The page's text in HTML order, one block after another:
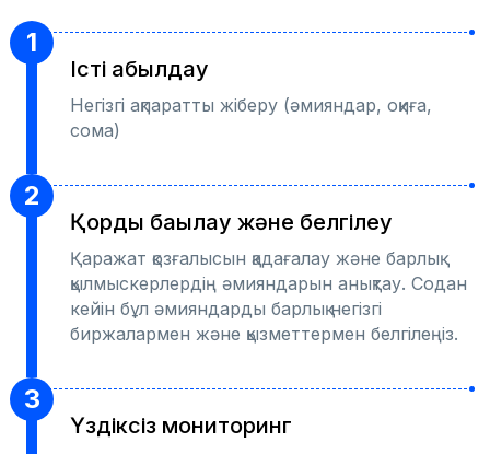
1
Істі қабылдау
Негізгі ақпаратты жіберу (әмияндар, оқиға,
сома)
2
Қорды бақылау және белгілеу
Қаражат қозғалысын қадағалау және барлық
қылмыскерлердің әмияндарын анықтау. Содан
кейін бұл әмияндарды барлық негізгі
биржалармен және қызметтермен белгілеңіз.
3
Үздіксіз мониторинг